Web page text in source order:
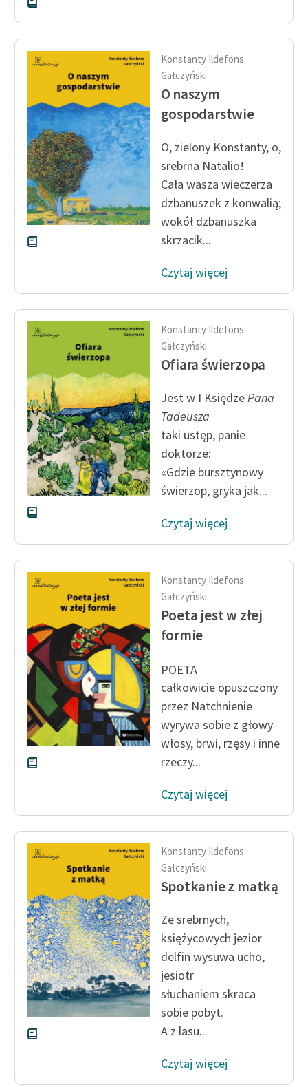
Konstanty Ildefons
Gałczyński
O naszym
gospodarstwie
O, zielony Konstanty, o,
srebrna Natalio!
Cała wasza wieczerza
dzbanuszek z konwalią;
wokół dzbanuszka
skrzacik...
Czytaj więcej
Konstanty Ildefons
Gałczyński
Ofiara świerzopa
Jest w I KsiędzePana
Tadeusza
taki ustęp, panie
doktorze:
«Gdzie bursztynowy
świerzop, gryka jak...
Czytaj więcej
Konstanty Ildefons
Gałczyński
Poeta jest w złej
formie
POETA
całkowicie opuszczony
przez Natchnienie
wyrywa sobie z głowy
włosy, brwi, rzęsy i inne
rzeczy...
Czytaj więcej
Konstanty Ildefons
Gałczyński
Spotkanie z matką
Ze srebrnych,
księżycowych jezior
delfin wysuwa ucho,
jesiotr
słuchaniem skraca
sobie pobyt.
A z lasu...
Czytaj więcej